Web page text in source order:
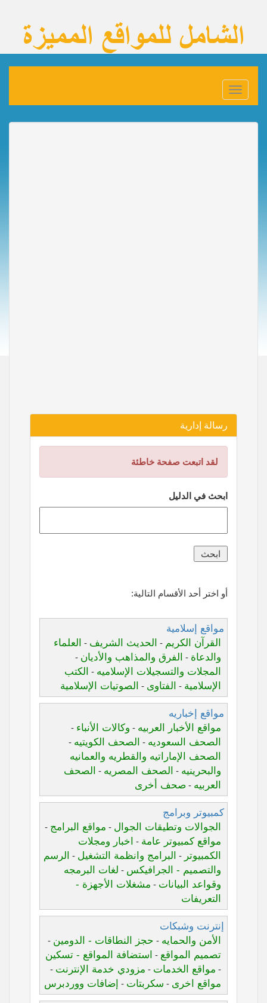
Toggle
navigation
رسالة إدارية
لقد اتبعت صفحة خاطئة
ابحث في الدليل
أو اختر أحد الأقسام التالية:
مواقع إسلامية
القرآن الكريم - الحديث الشريف - العلماء
والدعاة - الفرق والمذاهب والأديان -
المجلات والتسجيلات الإسلاميه - الكتب
الإسلامية - الفتاوى - الصوتيات الإسلامية
مواقع إخباريه
مواقع الأخبار العربيه - وكالات الأنباء -
الصحف السعوديه - الصحف الكويتيه -
الصحف الإماراتيه والقطريه والعمانيه
والبحرينيه - الصحف المصريه - الصحف
العربيه - صحف أخرى
كمبيوتر وبرامج
الجوالات وتطيقات الجوال - مواقع البرامج -
مواقع كمبيوتر عامة - اخبار ومجلات
الكمبيوتر - البرامج وانظمة التشغيل - الرسم
والتصميم - الجرافيكس - لغات البرمجه
وقواعد البيانات - مشغلات الأجهزة -
التعريفات
إنترنت وشبكات
الأمن والحمايه - حجز النطاقات - الدومين -
تصميم المواقع - استضافة المواقع - تسكين
- مواقع الخدمات - مزودي خدمة الإنترنت -
مواقع اخرى - سكربتات - إضافات ووردبرس